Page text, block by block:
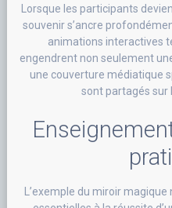
Lorsque les participants
souvenir s’ancre
animations interactives
engendrent non seulement
une couverture médiatique
sont partagés sur
L’exemple du miroir